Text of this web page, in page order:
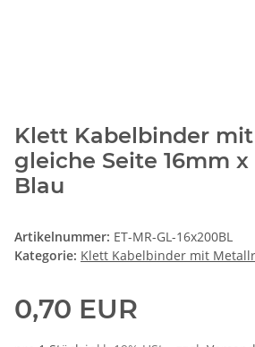
Klett Kabelbinder
gleiche Seite 16mm
Blau
Artikelnummer: ET-MR-GL-16x200BL
Kategorie: Klett Kabelbinder mit
0,70 EUR